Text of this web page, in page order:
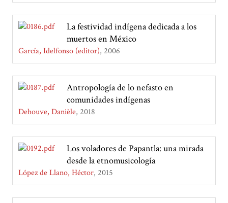
La festividad indígena dedicada a los
muertos en México
García, Idelfonso (editor) 2006
Antropología de lo nefasto en
comunidades indígenas
Dehouve, Danièle 2018
Los voladores de Papantla: una mirada
desde la etnomusicología
López de Llano, Héctor 2015